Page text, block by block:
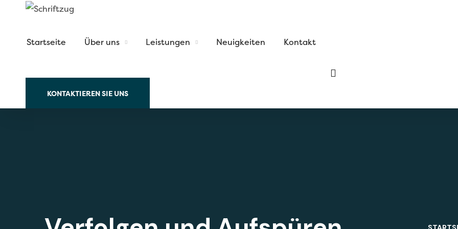
Startseite Über uns Leistungen Neuigkeiten Kontakt
KONTAKTIEREN SIE UNS